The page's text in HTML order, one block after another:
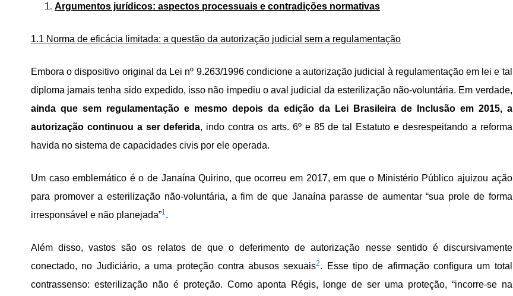
Argumentos jurídicos: aspectos processuais e contradições normativas
1.1 Norma de eficácia limitada: a questão da autorização judicial sem a regulamentação
Embora o dispositivo original da Lei nº 9.263/1996 condicione a autorização judicial à regulamentação em lei e tal
diploma jamais tenha sido expedido, isso não impediu o aval judicial da esterilização não-voluntária. Em verdade,
ainda que sem regulamentação e mesmo depois da edição da Lei Brasileira de Inclusão em 2015, a
autorização continuou a ser deferida, indo contra os arts. 6º e 85 de tal Estatuto e desrespeitando a reforma
havida no sistema de capacidades civis por ele operada.
Um caso emblemático é o de Janaína Quirino, que ocorreu em 2017, em que o Ministério Público ajuizou ação
para promover a esterilização não-voluntária, a fim de que Janaína parasse de aumentar “sua prole de forma
irresponsável e não planejada”1.
Além disso, vastos são os relatos de que o deferimento de autorização nesse sentido é discursivamente
conectado, no Judiciário, a uma proteção contra abusos sexuais2. Esse tipo de afirmação configura um total
contrassenso: esterilização não é proteção. Como aponta Régis, longe de ser uma proteção, “incorre-se na